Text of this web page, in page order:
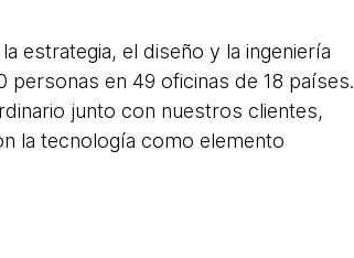
estrategia, el diseño y la ingeniería
personas en 49 oficinas de 18 países.
junto con nuestros clientes,
la tecnología como elemento